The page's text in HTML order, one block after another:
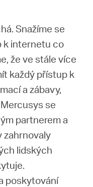
Snažíme se
k internetu co
že ve stále více
každý přístup k
a zábavy,
se
partnerem a
zahrnovaly
lidských
poskytování